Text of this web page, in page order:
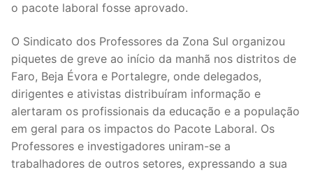
o pacote laboral fosse aprovado.
O Sindicato dos Professores da Zona Sul organizou
piquetes de greve ao início da manhã nos distritos de
Faro, Beja Évora e Portalegre, onde delegados,
dirigentes e ativistas distribuíram informação e
alertaram os profissionais da educação e a população
em geral para os impactos do Pacote Laboral. Os
Professores e investigadores uniram-se a
trabalhadores de outros setores, expressando a sua